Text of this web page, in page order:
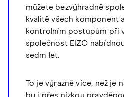
můžete bezvýhradně
kvalitě všech komponent
kontrolním postupům při
společnost EIZO
sedm let.
To je výrazně více, než je
by i přes nízkou